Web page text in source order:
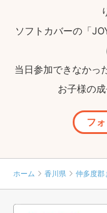
ソフトカバーの「
当日参加できなかっ
お子様の
フ
ホーム 香川県 仲多度郡